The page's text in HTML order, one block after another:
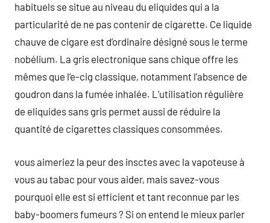
habituels se situe au niveau du eliquides qui a la
particularité de ne pas contenir de cigarette. Ce liquide
chauve de cigare est d’ordinaire désigné sous le terme
nobélium. La gris electronique sans chique offre les
mêmes que l’e-cig classique, notamment l’absence de
goudron dans la fumée inhalée. L’utilisation régulière
de eliquides sans gris permet aussi de réduire la
quantité de cigarettes classiques consommées.
vous aimeriez la peur des insctes avec la vapoteuse à
vous au tabac pour vous aider, mais savez-vous
pourquoi elle est si efficient et tant reconnue par les
baby-boomers fumeurs ? Si on entend le mieux parler